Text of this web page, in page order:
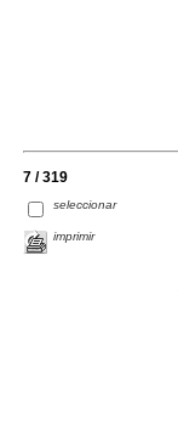
7 / 319
seleccionar
imprimir